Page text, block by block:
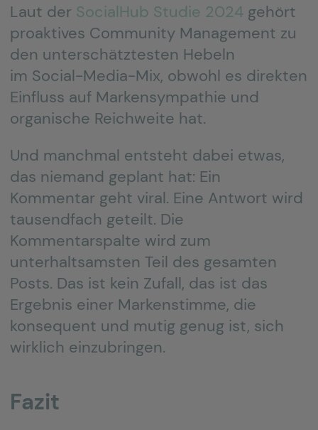
Laut der SocialHub Studie 2024 gehört
proaktives Community Management zu
den unterschätztesten Hebeln
im Social-Media-Mix, obwohl es direkten
Einfluss auf Markensympathie und
organische Reichweite hat.
Und manchmal entsteht dabei etwas,
das niemand geplant hat: Ein
Kommentar geht viral. Eine Antwort wird
tausendfach geteilt. Die
Kommentarspalte wird zum
unterhaltsamsten Teil des gesamten
Posts. Das ist kein Zufall, das ist das
Ergebnis einer Markenstimme, die
konsequent und mutig genug ist, sich
wirklich einzubringen.
Fazit